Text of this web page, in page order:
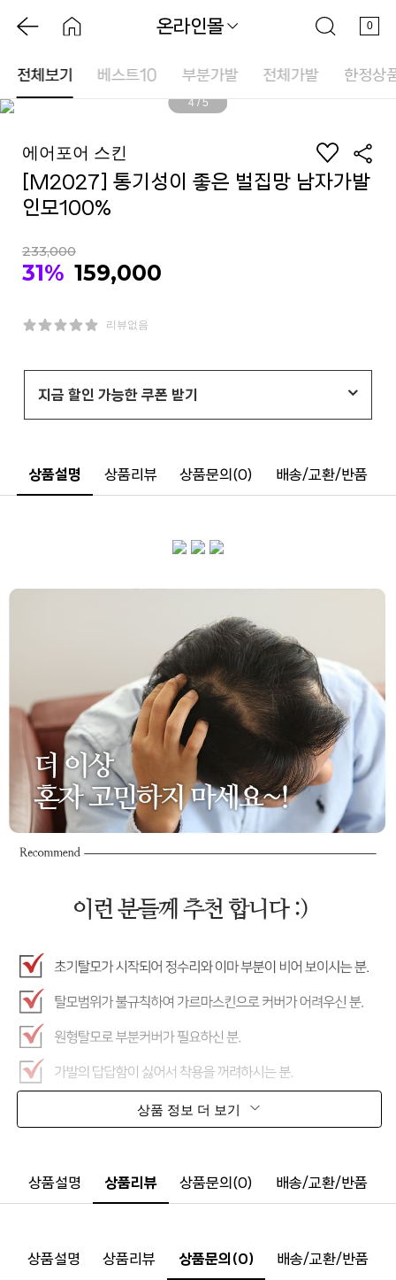
0
온라인몰
전체보기 베스트10 부분가발 전체가발 한정상
4/5
에어포어 스킨
[M2027] 통기성이 좋은 벌집망 남자가발
인모100%
233,000
31% 159,000
리뷰없음
지금 할인 가능한 쿠폰 받기
상품설명 상품리뷰 상품문의(0) 배송/교환/반품
상품 정보 더 보기
상품설명 상품리뷰 상품문의(0) 배송/교환/반품
상품설명 상품리뷰 상품문의(0) 배송/교환/반품